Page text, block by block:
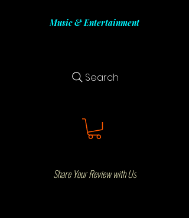
Music & Entertainment
Search
Share Your Review with Us